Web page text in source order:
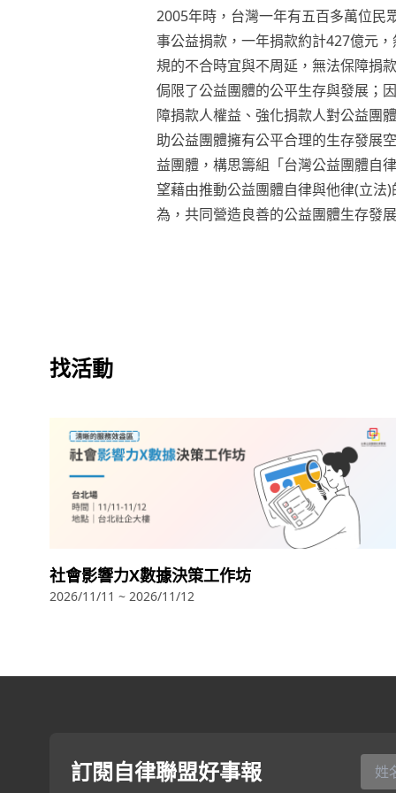
2005年時，台灣一年有五百多萬位民
事公益捐款，一年捐款約計427億元
規的不合時宜與不周延，無法保障捐
侷限了公益團體的公平生存與發展；
障捐款人權益、強化捐款人對公益團
助公益團體擁有公平合理的生存發展
益團體，構思籌組「台灣公益團體自
望藉由推動公益團體自律與他律(立法)
為，共同營造良善的公益團體生存發
找活動
社會影響力X數據決策工作坊
2026/11/11 ~ 2026/11/12
訂閱自律聯盟好事報